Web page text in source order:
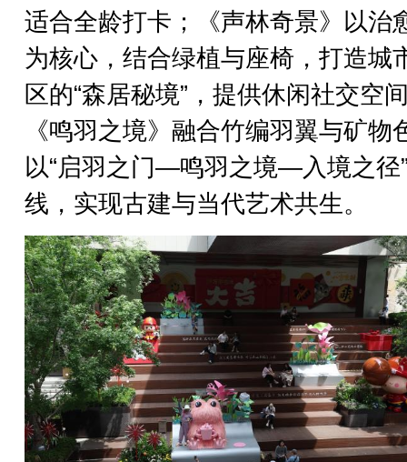
适合全龄打卡；《声林奇景》以治
为核心，结合绿植与座椅，打造城
区的“森居秘境”，提供休闲社交空
《鸣羽之境》融合竹编羽翼与矿物
以“启羽之门—鸣羽之境—入境之径
线，实现古建与当代艺术共生。